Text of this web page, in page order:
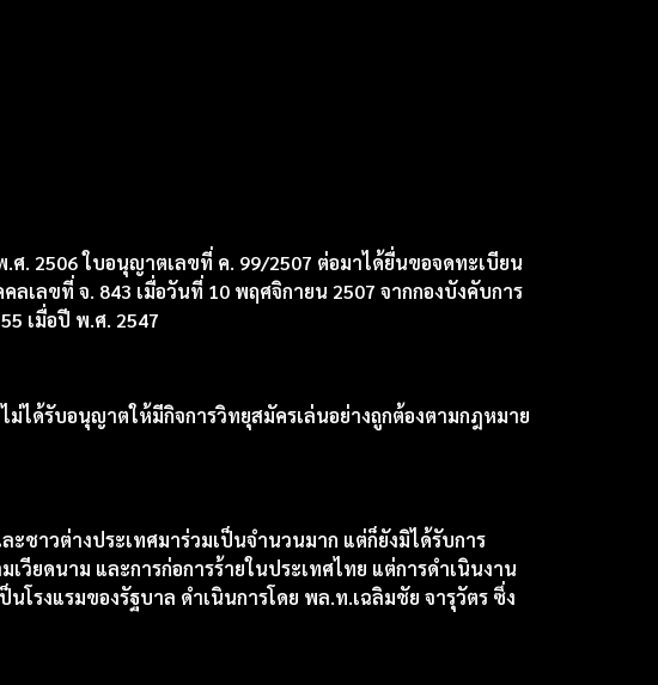
. 2506 ใบอนุญาตเลขที่ ค. 99/2507 ต่อมาได้ยื่นขอจดทะเบียน
ลขที่ จ. 843 เมื่อวันที่ 10 พฤศจิกายน 2507 จากกองบังคับการ
เมื่อปี พ.ศ. 2547
ม่ได้รับอนุญาตให้มีกิจการวิทยุสมัครเล่นอย่างถูกต้องตามกฎหมาย
ชาวต่างประเทศมาร่วมเป็นจำนวนมาก แต่ก็ยังมิได้รับการ
วียดนาม และการก่อการร้ายในประเทศไทย แต่การดำเนินงาน
โรงแรมของรัฐบาล ดำเนินการโดย พล.ท.เฉลิมชัย จารุวัตร ซึ่ง